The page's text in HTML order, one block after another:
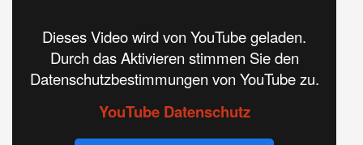
Dieses Video wird von YouTube geladen.
Durch das Aktivieren stimmen Sie den
Datenschutzbestimmungen von YouTube zu.
YouTube Datenschutz